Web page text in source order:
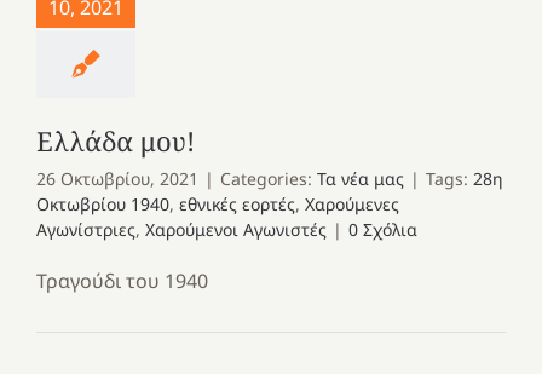
10, 2021
Ελλάδα μου!
26 Οκτωβρίου, 2021 | Categories: Τα νέα μας | Tags: 28η
Οκτωβρίου 1940, εθνικές εορτές, Χαρούμενες
Αγωνίστριες, Χαρούμενοι Αγωνιστές | 0 Σχόλια
Τραγούδι του 1940